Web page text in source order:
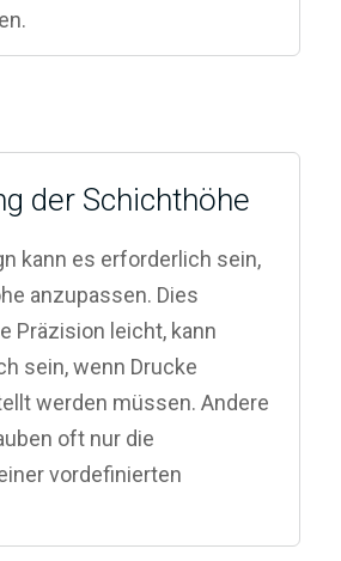
der Schichthöhe
kann es erforderlich sein,
anzupassen. Dies
Präzision leicht, kann
sein, wenn Drucke
werden müssen. Andere
oft nur die
vordefinierten